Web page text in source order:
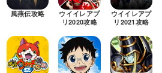
風燕伝攻略
ウイイレアプ
リ2020攻略
ウイイレアプ
リ2021攻略